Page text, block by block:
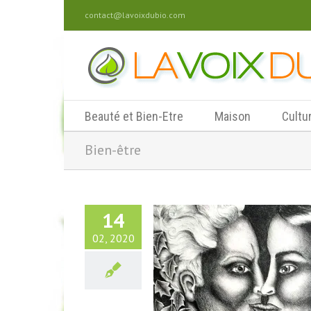
contact@lavoixdubio.com
Beauté et Bien-Etre Maison
Bien-être
14
02, 2020
: Et l’Amour dans tout ça
Culture et Société